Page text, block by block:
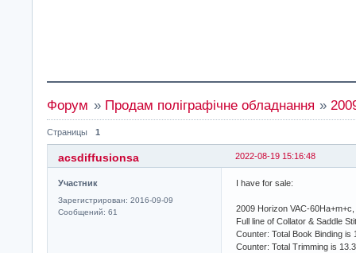
Форум » Продам поліграфічне обладнання »
Страницы 1
2022-08-19 15:16:48
acsdiffusionsa
Участник
Зарегистрирован: 2016-09-09
Сообщений: 61
I have for sale:
2009 Horizon VAC-
Full line of Collator & Saddle
Counter: Total Book Binding is
Counter: Total Trimming is